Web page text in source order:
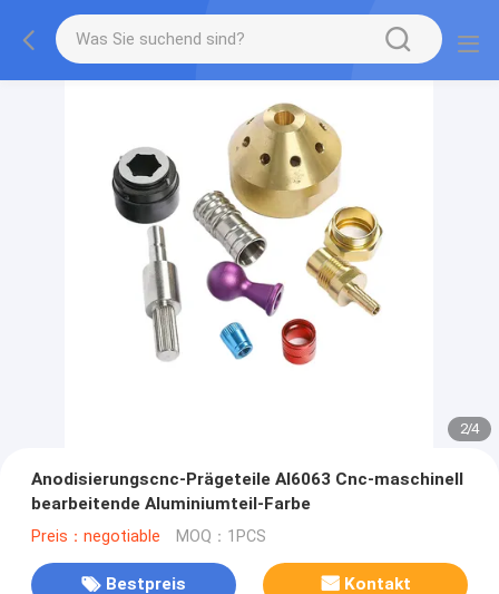
2/4
Anodisierungscnc-Prägeteile Al6063 Cnc-maschinell
bearbeitende Aluminiumteil-Farbe
Preis：negotiable MOQ：1PCS
Bestpreis Kontakt